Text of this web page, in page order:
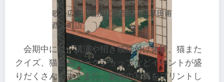
歌川広重「名所江戸百景 浅草田甫
酉の町詣」
会期中には、講演や招き猫絵付け体験、猫また
クイズ、猫版画ワークショップなどイベントが盛
りだくさんです。また、愛猫の写真をプリントし